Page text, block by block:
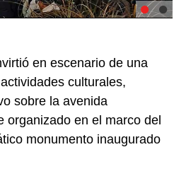
en escenario de una
culturales,
sobre la avenida
organizado en el marco del
monumento inaugurado